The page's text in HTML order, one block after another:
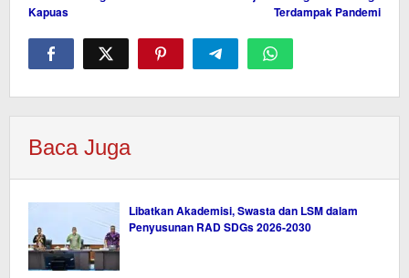
Kapuas
Terdampak Pandemi
Baca Juga
Libatkan Akademisi, Swasta dan LSM dalam
Penyusunan RAD SDGs 2026-2030